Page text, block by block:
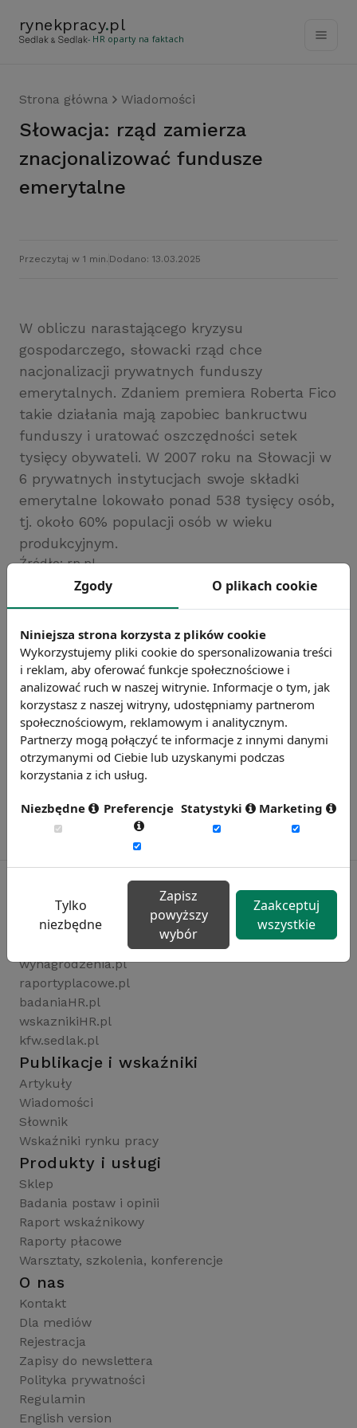
rynekpracy.pl
- HR oparty na faktach
Strona główna Wiadomości
Słowacja: rząd zamierza
znacjonalizować fundusze
emerytalne
Przeczytaj w 1 min. Dodano: 13.03.2025
W obliczu narastającego kryzysu
gospodarczego, słowacki rząd chce
nacjonalizacji prywatnych funduszy
emerytalnych. Zdaniem premiera Roberta Fico
takie działania mają zapobiec bankructwu
funduszy i uratować oszczędności setek
tysięcy obywateli. W 2007 roku na Słowacji w
6 prywatnych instytucjach swoje składki
emerytalne lokowało ponad 538 tysięcy osób,
tj. około 60% populacji osób w wieku
produkcyjnym.
Źródło: rp.pl
Chcesz wiedzieć więcej?
Zobacz więcej wiadomości
Rynekpracy.pl
wynagrodzenia.pl
raportyplacowe.pl
badaniaHR.pl
wskaznikiHR.pl
kfw.sedlak.pl
Publikacje i wskaźniki
Artykuły
Wiadomości
Słownik
Wskaźniki rynku pracy
Produkty i usługi
Sklep
Badania postaw i opinii
Raport wskaźnikowy
Raporty płacowe
Warsztaty, szkolenia, konferencje
O nas
Kontakt
Dla mediów
Rejestracja
Zapisy do newslettera
Polityka prywatności
Regulamin
English version
Zgody O plikach cookie
Niniejsza strona korzysta z plików cookie
Wykorzystujemy pliki cookie do spersonalizowania treści
i reklam, aby oferować funkcje społecznościowe i
analizować ruch w naszej witrynie. Informacje o tym, jak
korzystasz z naszej witryny, udostępniamy partnerom
społecznościowym, reklamowym i analitycznym.
Partnerzy mogą połączyć te informacje z innymi danymi
otrzymanymi od Ciebie lub uzyskanymi podczas
korzystania z ich usług.
Niezbędne Preferencje Statystyki Marketing
Tylko
niezbędne
Zapisz
powyższy
wybór
Zaakceptuj
wszystkie